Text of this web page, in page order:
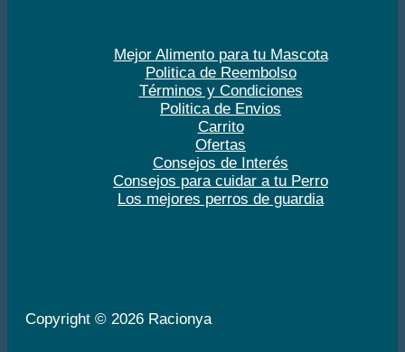
Mejor Alimento para tu Mascota
Politica de Reembolso
Términos y Condiciones
Politica de Envios
Carrito
Ofertas
Consejos de Interés
Consejos para cuidar a tu Perro
Los mejores perros de guardia
Copyright © 2026 Racionya